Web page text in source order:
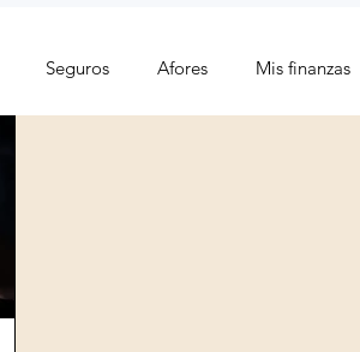
Seguros Afores Mis finanzas